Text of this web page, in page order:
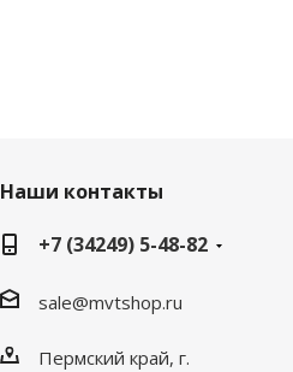
Наши контакты
+7 (34249) 5-48-82
sale@mvtshop.ru
Пермский край, г.